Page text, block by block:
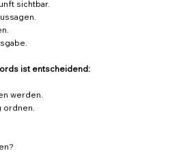
sichtbar.
ist entscheidend:
werden.
ordnen.